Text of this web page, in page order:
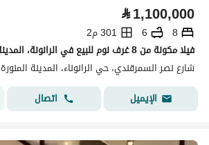
⃁1,100,000
8
6
301 م2
فيلا مكونة من 8 غرف نوم للبيع في الرانونة، المدينة
شارع نصر السمرقندي، حي الرانوناء، المدينة المنورة
الإيميل
اتصال